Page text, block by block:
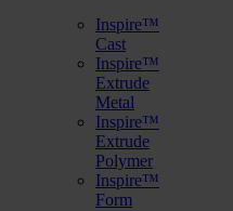
Inspire™
Cast
Inspire™
Extrude
Metal
Inspire™
Extrude
Polymer
Inspire™
Form